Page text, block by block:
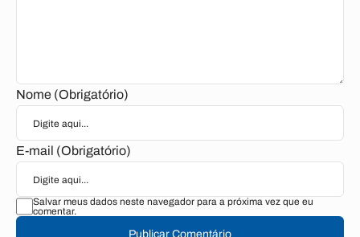
Nome (Obrigatório)
E-mail (Obrigatório)
Salvar meus dados neste navegador para a próxima vez que eu
comentar.
Publicar Comentário